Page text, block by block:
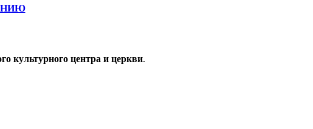
культурного центра и церкви.